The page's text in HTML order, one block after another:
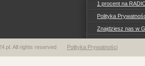
1 procent na
Polityka
Znajdziesz nas w
All rights reserved Polityka Prywatności